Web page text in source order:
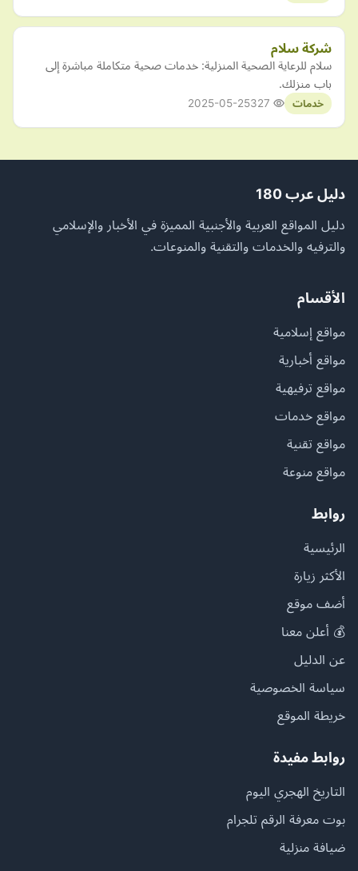
شركة سلام
سلام للرعاية الصحية المنزلية: خدمات صحية متكاملة مباشرة إلى
باب منزلك.
خدمات 2025-05-25
دليل عرب 180
دليل المواقع العربية والأجنبية المميزة في الأخبار والإسلامي
والترفيه والخدمات والتقنية والمنوعات.
الأقسام
مواقع إسلامية
مواقع أخبارية
مواقع ترفيهية
مواقع خدمات
مواقع تقنية
مواقع منوعة
روابط
الرئيسية
الأكثر زيارة
أضف موقع
💰 أعلن معنا
عن الدليل
سياسة الخصوصية
خريطة الموقع
روابط مفيدة
التاريخ الهجري اليوم
بوت معرفة الرقم تلجرام
ضيافة منزلية